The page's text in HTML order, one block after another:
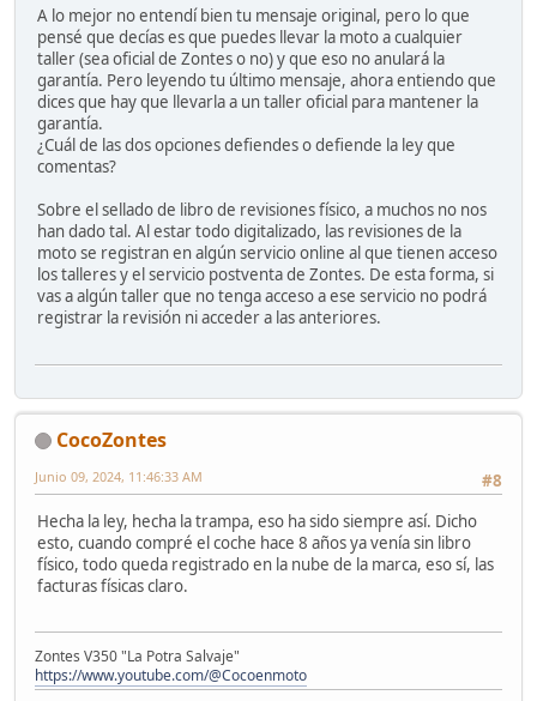
A lo mejor no entendí bien tu mensaje original, pero lo que
pensé que decías es que puedes llevar la moto a cualquier
taller (sea oficial de Zontes o no) y que eso no anulará la
garantía. Pero leyendo tu último mensaje, ahora entiendo que
dices que hay que llevarla a un taller oficial para mantener la
garantía.
¿Cuál de las dos opciones defiendes o defiende la ley que
comentas?
Sobre el sellado de libro de revisiones físico, a muchos no nos
han dado tal. Al estar todo digitalizado, las revisiones de la
moto se registran en algún servicio online al que tienen acceso
los talleres y el servicio postventa de Zontes. De esta forma, si
vas a algún taller que no tenga acceso a ese servicio no podrá
registrar la revisión ni acceder a las anteriores.
CocoZontes
#8
Junio 09, 2024, 11:46:33 AM
Hecha la ley, hecha la trampa, eso ha sido siempre así. Dicho
esto, cuando compré el coche hace 8 años ya venía sin libro
físico, todo queda registrado en la nube de la marca, eso sí, las
facturas físicas claro.
Zontes V350 "La Potra Salvaje"
https://www.youtube.com/@Cocoenmoto